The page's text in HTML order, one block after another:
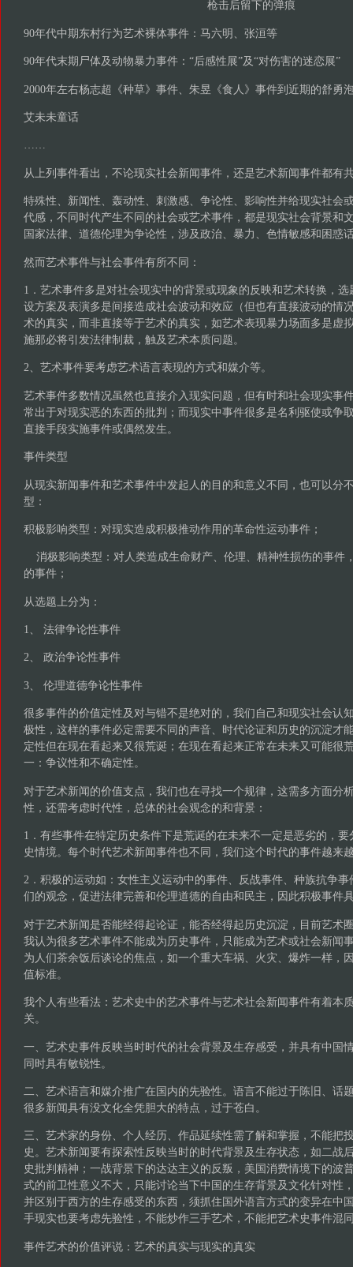
枪击后留下的弹痕
90年代中期东村行为艺术裸体事件：马六明、张洹等
90年代末期尸体及动物暴力事件：“后感性展”及“对伤害的迷恋展”
2000年左右杨志超《种草》事件、朱昱《食人》事件到近期的舒勇
艾未未童话
……
从上列事件看出，不论现实社会新闻事件，还是艺术新闻事件都有
特殊性、新闻性、轰动性、刺激感、争论性、影响性并给现实社会
代感，不同时代产生不同的社会或艺术事件，都是现实社会背景和
国家法律、道德伦理为争论性，涉及政治、暴力、色情敏感和困惑
然而艺术事件与社会事件有所不同：
1．艺术事件多是对社会现实中的背景或现象的反映和艺术转换，
设方案及表演多是间接造成社会波动和效应（但也有直接波动的情
术的真实，而非直接等于艺术的真实，如艺术表现暴力场面多是虚
施那必将引发法律制裁，触及艺术本质问题。
2、艺术事件要考虑艺术语言表现的方式和媒介等。
艺术事件多数情况虽然也直接介入现实问题，但有时和社会现实事
常出于对现实恶的东西的批判；而现实中事件很多是名利驱使或争
直接手段实施事件或偶然发生。
事件类型
从现实新闻事件和艺术事件中发起人的目的和意义不同，也可以分
型：
积极影响类型：对现实造成积极推动作用的革命性运动事件；
消极影响类型：对人类造成生命财产、伦理、精神性损伤的事件
的事件；
从选题上分为：
1、 法律争论性事件
2、 政治争论性事件
3、 伦理道德争论性事件
很多事件的价值定性及对与错不是绝对的，我们自己和现实社会认
极性，这样的事件必定需要不同的声音、时代论证和历史的沉淀才
定性但在现在看起来又很荒诞；在现在看起来正常在未来又可能很
一：争议性和不确定性。
对于艺术新闻的价值支点，我们也在寻找一个规律，这需多方面分
性，还需考虑时代性，总体的社会观念的和背景：
1．有些事件在特定历史条件下是荒诞的在未来不一定是恶劣的，
史情境。每个时代艺术新闻事件也不同，我们这个时代的事件越来
2．积极的运动如：女性主义运动中的事件、反战事件、种族抗争
们的观念，促进法律完善和伦理道德的自由和民主，因此积极事件
对于艺术新闻是否能经得起论证，能否经得起历史沉淀，目前艺术
我认为很多艺术事件不能成为历史事件，只能成为艺术或社会新闻
为人们茶余饭后谈论的焦点，如一个重大车祸、火灾、爆炸一样，
值标准。
我个人有些看法：艺术史中的艺术事件与艺术社会新闻事件有着本
关。
一、艺术史事件反映当时时代的社会背景及生存感受，并具有中国
同时具有敏锐性。
二、艺术语言和媒介推广在国内的先验性。语言不能过于陈旧、话
很多新闻具有没文化全凭胆大的特点，过于苍白。
三、艺术家的身份、个人经历、作品延续性需了解和掌握，不能把
史。艺术新闻要有探索性反映当时的时代背景及生存状态，如二战
史批判精神；一战背景下的达达主义的反叛，美国消费情境下的波
式的前卫性意义不大，只能讨论当下中国的生存背景及文化针对性
并区别于西方的生存感受的东西，须抓住国外语言方式的变异在中
手现实也要考虑先验性，不能炒作三手艺术，不能把艺术史事件混
事件艺术的价值评说：艺术的真实与现实的真实